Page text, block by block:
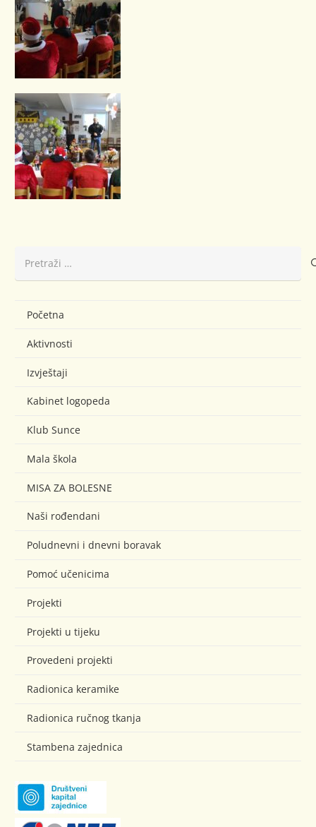
Početna
Aktivnosti
Izvještaji
Kabinet logopeda
Klub Sunce
Mala škola
MISA ZA BOLESNE
Naši rođendani
Poludnevni i dnevni boravak
Pomoć učenicima
Projekti
Projekti u tijeku
Provedeni projekti
Radionica keramike
Radionica ručnog tkanja
Stambena zajednica